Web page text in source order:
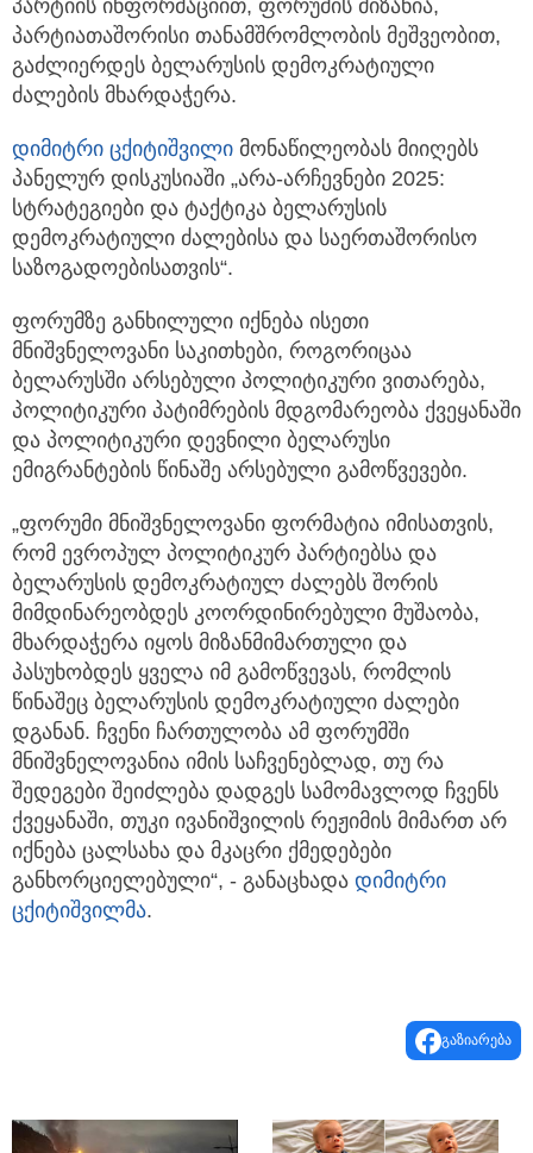
პარტიის ინფორმაციით, ფორუმის მიზანია,
პარტიათაშორისი თანამშრომლობის მეშვეობით,
გაძლიერდეს ბელარუსის დემოკრატიული
ძალების მხარდაჭერა.
დიმიტრი ცქიტიშვილი მონაწილეობას მიიღებს
პანელურ დისკუსიაში „არა-არჩევნები 2025:
სტრატეგიები და ტაქტიკა ბელარუსის
დემოკრატიული ძალებისა და საერთაშორისო
საზოგადოებისათვის“.
ფორუმზე განხილული იქნება ისეთი
მნიშვნელოვანი საკითხები, როგორიცაა
ბელარუსში არსებული პოლიტიკური ვითარება,
პოლიტიკური პატიმრების მდგომარეობა ქვეყანაში
და პოლიტიკური დევნილი ბელარუსი
ემიგრანტების წინაშე არსებული გამოწვევები.
„ფორუმი მნიშვნელოვანი ფორმატია იმისათვის,
რომ ევროპულ პოლიტიკურ პარტიებსა და
ბელარუსის დემოკრატიულ ძალებს შორის
მიმდინარეობდეს კოორდინირებული მუშაობა,
მხარდაჭერა იყოს მიზანმიმართული და
პასუხობდეს ყველა იმ გამოწვევას, რომლის
წინაშეც ბელარუსის დემოკრატიული ძალები
დგანან. ჩვენი ჩართულობა ამ ფორუმში
მნიშვნელოვანია იმის საჩვენებლად, თუ რა
შედეგები შეიძლება დადგეს სამომავლოდ ჩვენს
ქვეყანაში, თუკი ივანიშვილის რეჟიმის მიმართ არ
იქნება ცალსახა და მკაცრი ქმედებები
განხორციელებული“, - განაცხადა დიმიტრი
ცქიტიშვილმა.
გაზიარება